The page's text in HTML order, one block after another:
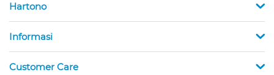
Hartono
Informasi
Customer Care